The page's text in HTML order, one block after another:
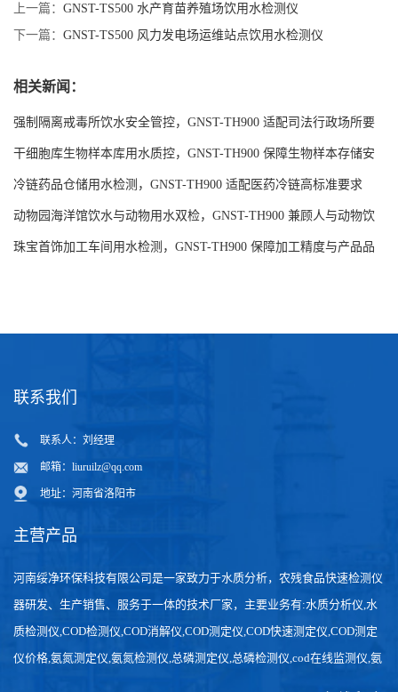
上一篇： GNST-TS500 水产育苗养殖场饮用水检测仪
下一篇： GNST-TS500 风力发电场运维站点饮用水检测仪
相关新闻：
强制隔离戒毒所饮水安全管控，GNST-TH900 适配司法行政场所要
求
干细胞库生物样本库用水质控，GNST-TH900 保障生物样本存储安
全
冷链药品仓储用水检测，GNST-TH900 适配医药冷链高标准要求
动物园海洋馆饮水与动物用水双检，GNST-TH900 兼顾人与动物饮
水安全
珠宝首饰加工车间用水检测，GNST-TH900 保障加工精度与产品品
联系我们
联系人：刘经理
邮箱： liuruilz@qq.com
地址：河南省洛阳市
主营产品
河南绥净环保科技有限公司是一家致力于水质分析，农残食品快速检测仪
器研发、生产销售、服务于一体的技术厂家，主要业务有:水质分析仪,水
质检测仪,COD检测仪,COD消解仪,COD测定仪,COD快速测定仪,COD测定
仪价格,氨氮测定仪,氨氮检测仪,总磷测定仪,总磷检测仪,cod在线监测仪,氨